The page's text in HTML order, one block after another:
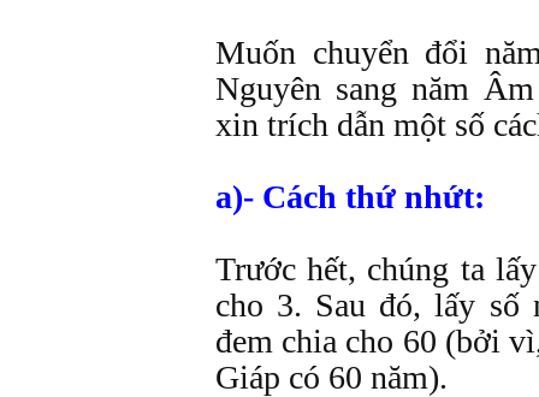
Muốn chuyển đổi
Nguyên sang năm
xin trích dẫn một số
a)- Cách thứ nhứt:
Trước hết, chúng ta
cho 3. Sau đó, lấy
đem chia cho 60 (bởi
Giáp có 60 năm).